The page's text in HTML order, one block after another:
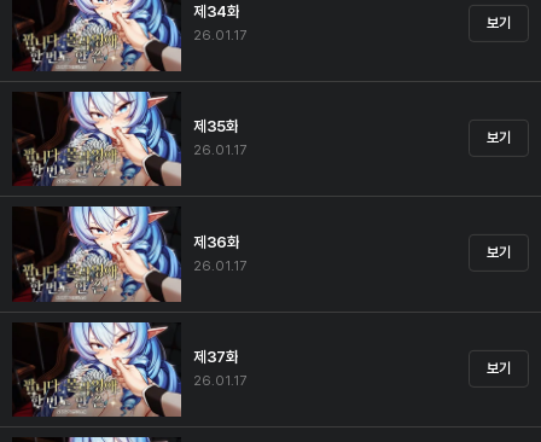
제34화
26.01.17
보기
제35화
26.01.17
보기
제36화
26.01.17
보기
제37화
26.01.17
보기